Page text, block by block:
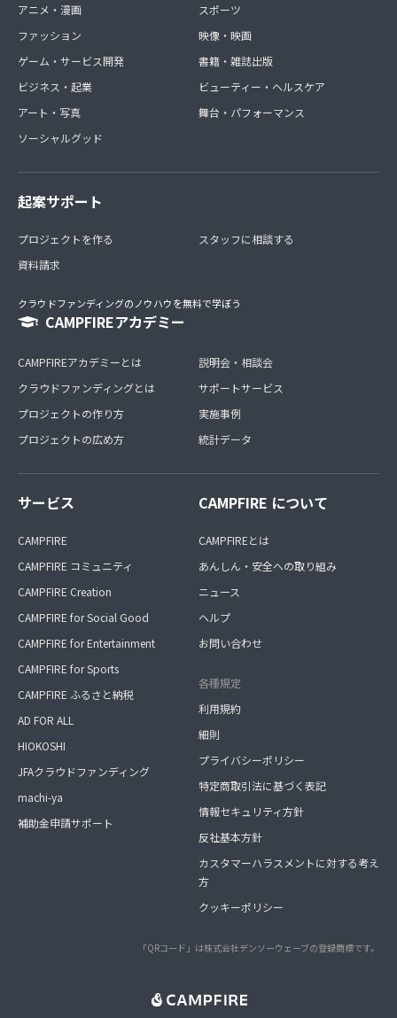
アニメ・漫画
ファッション
ゲーム・サービス開発
ビジネス・起業
アート・写真
ソーシャルグッド
スポーツ
映像・映画
書籍・雑誌出版
ビューティー・ヘルスケア
舞台・パフォーマンス
起案サポート
プロジェクトを作る
資料請求
スタッフに相談する
クラウドファンディングのノウハウを無料で学ぼう
CAMPFIREアカデミー
CAMPFIREアカデミーとは
クラウドファンディングとは
プロジェクトの作り方
プロジェクトの広め方
説明会・相談会
サポートサービス
実施事例
統計データ
サービス
CAMPFIRE
CAMPFIRE コミュニティ
CAMPFIRE Creation
CAMPFIRE for Social Good
CAMPFIRE for Entertainment
CAMPFIRE for Sports
CAMPFIRE ふるさと納税
AD FOR ALL
HIOKOSHI
JFAクラウドファンディング
machi-ya
補助金申請サポート
CAMPFIRE について
CAMPFIREとは
あんしん・安全への取り組み
ニュース
ヘルプ
お問い合わせ
各種規定
利用規約
細則
プライバシーポリシー
特定商取引法に基づく表記
情報セキュリティ方針
反社基本方針
カスタマーハラスメントに対する考え
方
クッキーポリシー
「QRコード」は株式会社デンソーウェーブの登録商標です。